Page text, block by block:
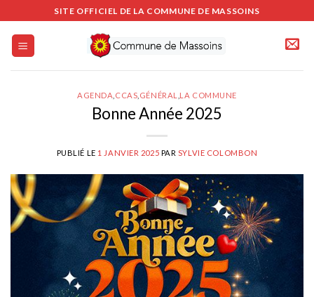
au
contenu
SITE OFFICIEL DE LA COMMUNE DE MASSOINS
AGENDA CCAS GÉNÉRAL LA COMMUNE
Bonne Année 2025
PUBLIÉ LE 1 JANVIER 2025 PAR SYLVIE COLOMBON